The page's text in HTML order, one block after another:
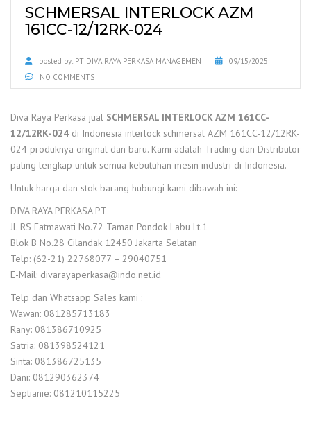
SCHMERSAL INTERLOCK AZM
161CC-12/12RK-024
posted by: PT DIVA RAYA PERKASA MANAGEMEN
09/15/2025
NO COMMENTS
Diva Raya Perkasa jual SCHMERSAL INTERLOCK AZM 161CC-
12/12RK-024 di Indonesia interlock schmersal AZM 161CC-12/12RK-
024 produknya original dan baru. Kami adalah Trading dan Distributor
paling lengkap untuk semua kebutuhan mesin industri di Indonesia.
Untuk harga dan stok barang hubungi kami dibawah ini:
DIVA RAYA PERKASA PT
Jl. RS Fatmawati No.72 Taman Pondok Labu Lt.1
Blok B No.28 Cilandak 12450 Jakarta Selatan
Telp: (62-21) 22768077 – 29040751
E-Mail: divarayaperkasa@indo.net.id
Telp dan Whatsapp Sales kami :
Wawan: 081285713183
Rany: 081386710925
Satria: 081398524121
Sinta: 081386725135
Dani: 081290362374
Septianie: 081210115225